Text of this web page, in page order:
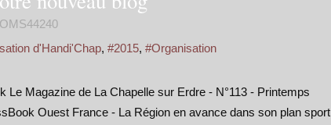
d'Handi'Chap, #2015, #Organisation
Le Magazine de La Chapelle sur Erdre - N°113 - Printemps
Ouest France - La Région en avance dans son plan sport